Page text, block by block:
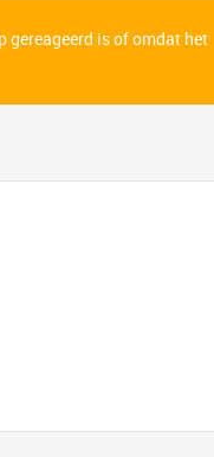
gereageerd is of omdat het